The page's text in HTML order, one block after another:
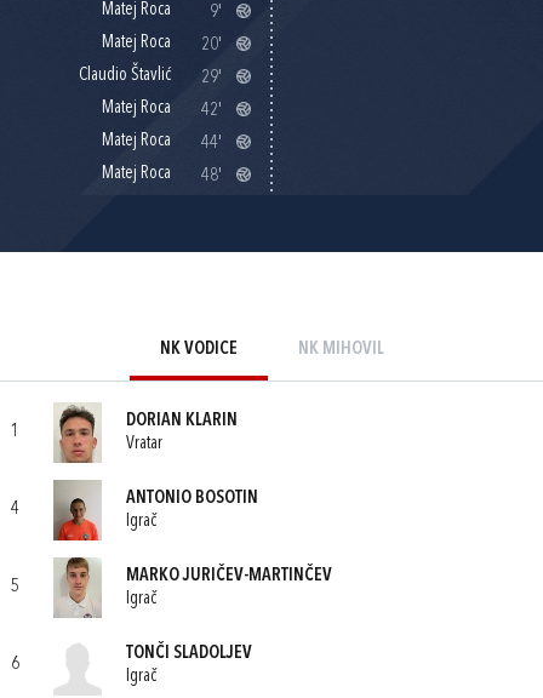
Matej Roca
9'
Matej Roca
20'
Claudio Štavlić
29'
Matej Roca
42'
Matej Roca
44'
Matej Roca
48'
NK VODICE NK MIHOVIL
1
DORIAN KLARIN
Vratar
4
ANTONIO BOSOTIN
Igrač
5
MARKO JURIČEV-MARTINČEV
Igrač
6
TONČI SLADOLJEV
Igrač